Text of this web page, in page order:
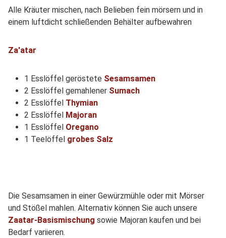
Alle Kräuter mischen, nach Belieben fein mörsern und in
einem luftdicht schließenden Behälter aufbewahren
Za'atar
1 Esslöffel geröstete Sesamsamen
2 Esslöffel gemahlener Sumach
2 Esslöffel Thymian
2 Esslöffel
Majoran
1 Esslöffel Oregano
1 Teelöffel grobes Salz
Die Sesamsamen in einer Gewürzmühle oder mit Mörser
und Stößel mahlen. Alternativ können Sie auch unsere
Zaatar-Basismischung sowie Majoran kaufen und bei
Bedarf variieren.